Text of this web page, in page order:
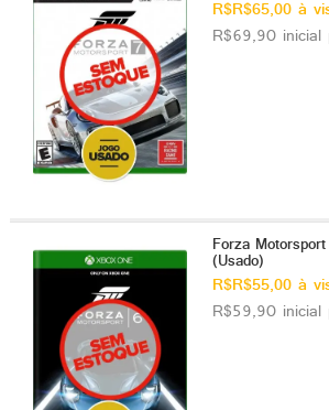
R$R$65,00 à
R$69,90 inicial
Forza
(Usado)
R$R$55,00 à
R$59,90 inicial